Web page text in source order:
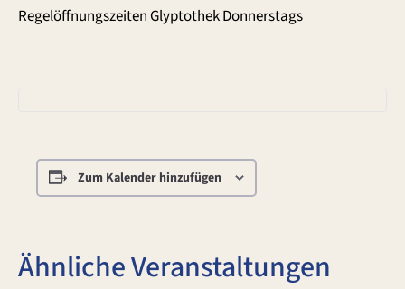
Regelöffnungszeiten Glyptothek Donnerstags
Zum Kalender hinzufügen
Ähnliche Veranstaltungen